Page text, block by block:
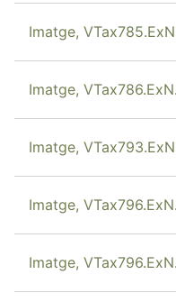
Imatge,
Imatge,
Imatge,
Imatge,
Imatge,